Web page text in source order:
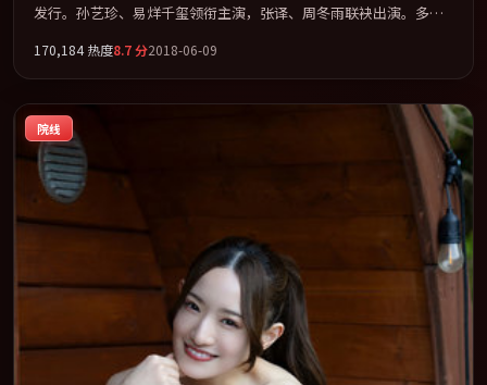
发行。孙艺珍、易烊千玺领衔主演，张译、周冬雨联袂出演。多条
骨架，在叙事、表演与视听上力求统一。定于 2018-10-05 在内地院
线及主流平台同步亮相，2018 年度话题片中口碑稳健，适合喜欢强
情节与人物弧光的观众完整观看。
170,184热度8.7分2018-06-09
院线